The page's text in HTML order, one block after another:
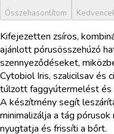
Összehasonlítom
Kifejezetten zsíros,
ajánlott pórusösszehúzó
szennyeződéseket,
Cytobiol Iris, szalicilsav és
túlzott faggyútermelést és
A készítmény segít
minimalizálja a tág
nyugtatja és frissíti a bőrt.